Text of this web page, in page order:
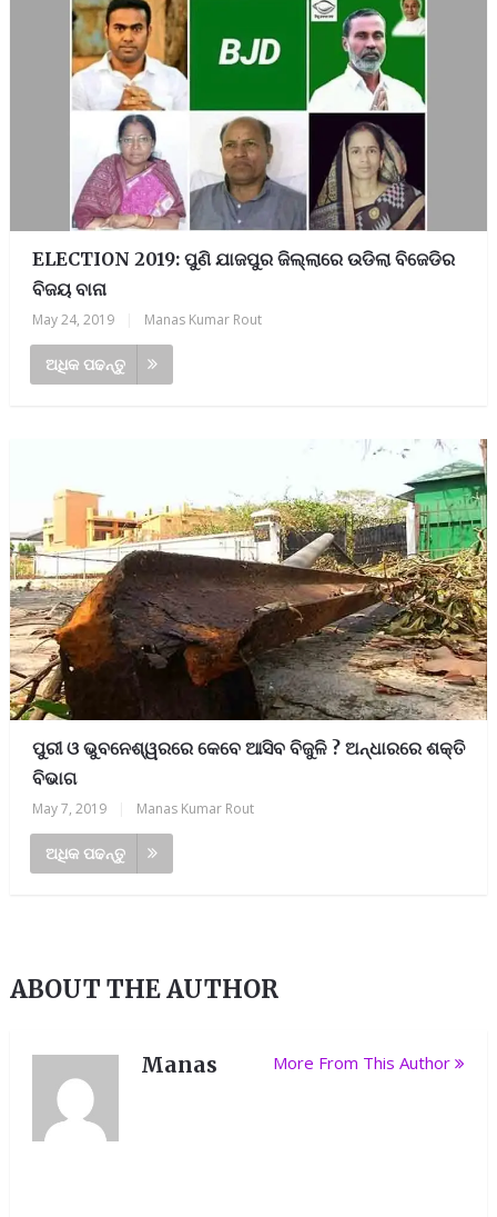
ELECTION 2019: ପୁଣି ଯାଜପୁର ଜିଲ୍ଲାରେ ଉଡିଲା ବିଜେଡିର
ବିଜୟ ବାନା
May 24, 2019 Manas Kumar Rout
ଅଧିକ ପଢନ୍ତୁ
ପୁରୀ ଓ ଭୁବନେଶ୍ୱରରେ କେବେ ଆସିବ ବିଜୁଳି ? ଅନ୍ଧାରରେ ଶକ୍ତି
ବିଭାଗ
May 7, 2019 Manas Kumar Rout
ଅଧିକ ପଢନ୍ତୁ
ABOUT THE AUTHOR
Manas More From This Author